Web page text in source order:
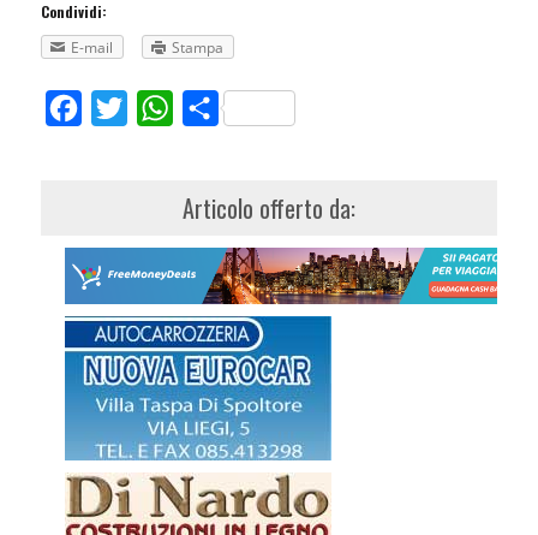
Condividi:
E-mail
Stampa
FacebookTwitterWhatsApp
Share
Articolo offerto da: